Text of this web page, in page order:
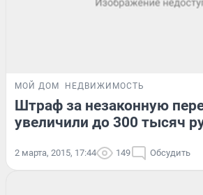
МОЙ ДОМ НЕДВИЖИМОСТЬ
Штраф за незаконную
увеличили до 300 тысяч
2 марта, 2015, 17:44 149 Обсудить